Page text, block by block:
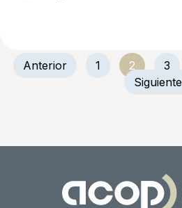
Anterior 1 2 3
Siguiente